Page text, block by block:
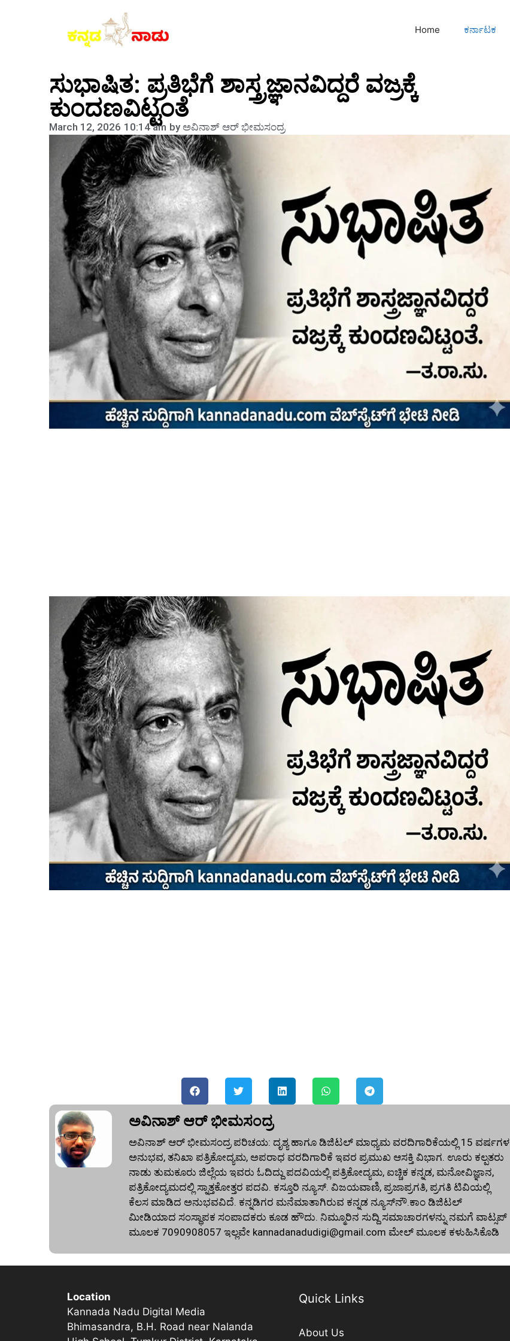
Home ಕರ್ನಾಟಕ
ಸುಭಾಷಿತ: ಪ್ರತಿಭೆಗೆ ಶಾಸ್ತ್ರಜ್ಞಾನವಿದ್ದರೆ ವಜ್ರಕ್ಕೆ
ಕುಂದಣವಿಟ್ಟಂತೆ
March 12, 2026 10:14 am byಅವಿನಾಶ್‌ ಆರ್‌ ಭೀಮಸಂದ್ರ
ಅವಿನಾಶ್‌ ಆರ್‌ ಭೀಮಸಂದ್ರ
ಅವಿನಾಶ್‌ ಆರ್‌ ಭೀಮಸಂದ್ರ ಪರಿಚಯ: ದೃಶ್ಯ ಹಾಗೂ ಡಿಜಿಟಲ್ ಮಾಧ್ಯಮ ವರದಿಗಾರಿಕೆಯಲ್ಲಿ 15 ವರ್ಷಗಳ
ಅನುಭವ, ತನಿಖಾ ಪತ್ರಿಕೋದ್ಯಮ, ಅಪರಾಧ ವರದಿಗಾರಿಕೆ ಇವರ ಪ್ರಮುಖ ಆಸಕ್ತಿ ವಿಭಾಗ. ಊರು ಕಲ್ಪತರು
ನಾಡು ತುಮಕೂರು ಜಿಲ್ಲೆಯ ಇವರು ಓದಿದ್ದು ಪದವಿಯಲ್ಲಿ ಪತ್ರಿಕೋದ್ಯಮ, ಐಚ್ಚಿಕ ಕನ್ನಡ, ಮನೋವಿಜ್ಞಾನ,
ಪತ್ರಿಕೋದ್ಯಮದಲ್ಲಿ ಸ್ನಾತ್ತಕೋತ್ತರ ಪದವಿ. ಕಸ್ತೂರಿ ನ್ಯೂಸ್‌. ವಿಜಯವಾಣಿ, ಪ್ರಜಾಪ್ರಗತಿ, ಪ್ರಗತಿ ಟಿವಿಯಲ್ಲಿ
ಕೆಲಸ ಮಾಡಿದ ಅನುಭವವಿದೆ. ಕನ್ನಡಿಗರ ಮನೆಮಾತಾಗಿರುವ ಕನ್ನಡ ನ್ಯೂಸ್‌ನೌ.ಕಾಂ ಡಿಜಿಟಲ್‌
ಮೀಡಿಯಾದ ಸಂಸ್ಥಾಪಕ ಸಂಪಾದಕರು ಕೂಡ ಹೌದು. ನಿಮ್ಮೂರಿನ ಸುದ್ದಿ ಸಮಾಚಾರಗಳನ್ನು ನಮಗೆ ವಾಟ್ಸಪ್‌
ಮೂಲಕ 7090908057 ಇಲ್ಲವೇ kannadanadudigi@gmail.com ಮೇಲ್‌ ಮೂಲಕ ಕಳುಹಿಸಿಕೊಡಿ
Location
Kannada Nadu Digital Media
Bhimasandra, B.H. Road near Nalanda
Quick Links
About Us